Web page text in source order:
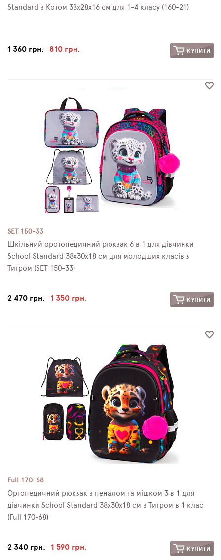
Standard з Котом 38х28х16 см для 1-4 класу (160-21)
1 360 грн. 810 грн. КУПИТИ
SET 150-33
Шкільний оротопедичний рюкзак 6 в 1 для дівчинки
School Standard 38х30х18 см для молодших класів з
Тигром (SET 150-33)
2 470 грн. 1 350 грн. КУПИТИ
Full 170-68
Ортопедичний рюкзак з пеналом та мішком 3 в 1 для
дівчинки School Standard 38х30х18 см з Тигром в 1 клас
(Full 170-68)
2 340 грн. 1 590 грн. КУПИТИ